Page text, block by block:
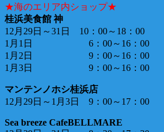
★海のエリア内ショップ★
桂浜美食館 神
12月29日～31日 10：00～18：00
1月1日 6：00～16：00
1月2日 9：00～16：00
1月3日 9：00～16：00
マンテンノホシ桂浜店
12月29日～1月3日 9：00～17：00
Sea breeze CafeBELLMARE